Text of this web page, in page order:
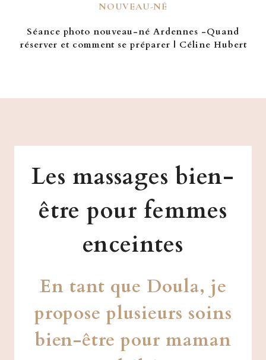
NOUVEAU-NÉ
Séance photo nouveau-né Ardennes -Quand
réserver et comment se préparer | Céline Hubert
Les massages bien-
être pour femmes
enceintes
En tant que Doula, je
propose plusieurs soins
bien-être pour maman